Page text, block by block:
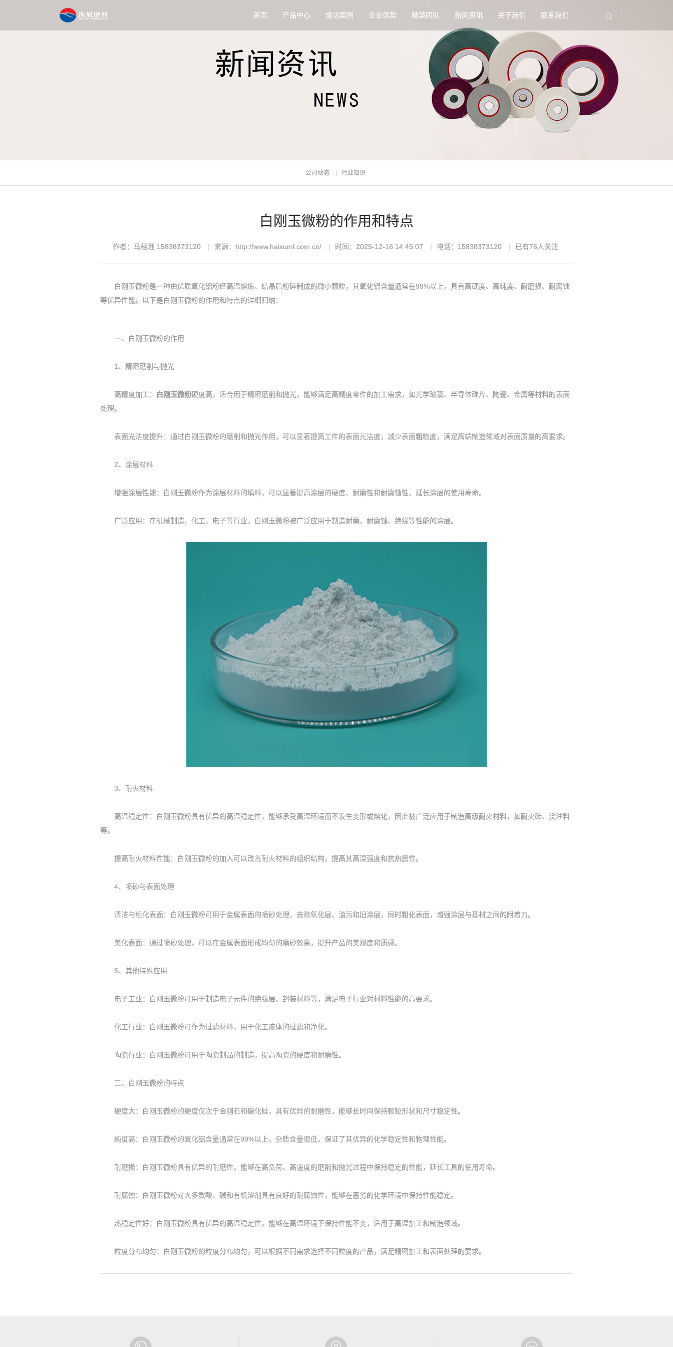
首页 产品中心 成功案例 企业优势 精英团队 新闻资讯 关于我们 联系我们
公司动态 行业知识
白刚玉微粉的作用和特点
作者：马经理 15838373120 来源：http://www.haixuml.com.cn/ 时间：2025-12-16 14:45:07 电话：15838373120 已有76人关注
白刚玉微粉是一种由优质氧化铝粉经高温熔炼、结晶后粉碎制成的微小颗粒，其氧化铝含量通常在99%以上，具有高硬度、高纯度、耐磨损、耐腐蚀
等优异性能。以下是白刚玉微粉的作用和特点的详细归纳：
一、白刚玉微粉的作用
1、精密磨削与抛光
高精度加工： 白刚玉微粉硬度高，适合用于精密磨削和抛光，能够满足高精度零件的加工需求，如光学玻璃、半导体硅片、陶瓷、金属等材料的表面
处理。
表面光洁度提升：通过白刚玉微粉的磨削和抛光作用，可以显著提高工件的表面光洁度，减少表面粗糙度，满足高端制造领域对表面质量的高要求。
2、涂层材料
增强涂层性能：白刚玉微粉作为涂层材料的填料，可以显著提高涂层的硬度、耐磨性和耐腐蚀性，延长涂层的使用寿命。
广泛应用：在机械制造、化工、电子等行业，白刚玉微粉被广泛应用于制造耐磨、耐腐蚀、绝缘等性能的涂层。
3、耐火材料
高温稳定性：白刚玉微粉具有优异的高温稳定性，能够承受高温环境而不发生变形或熔化，因此被广泛应用于制造高级耐火材料，如耐火砖、浇注料
等。
提高耐火材料性能：白刚玉微粉的加入可以改善耐火材料的组织结构，提高其高温强度和抗热震性。
4、喷砂与表面处理
清洁与粗化表面：白刚玉微粉可用于金属表面的喷砂处理，去除氧化层、油污和旧涂层，同时粗化表面，增强涂层与基材之间的附着力。
美化表面：通过喷砂处理，可以在金属表面形成均匀的磨砂效果，提升产品的美观度和质感。
5、其他特殊应用
电子工业：白刚玉微粉可用于制造电子元件的绝缘层、封装材料等，满足电子行业对材料性能的高要求。
化工行业：白刚玉微粉可作为过滤材料，用于化工液体的过滤和净化。
陶瓷行业：白刚玉微粉可用于陶瓷制品的制造，提高陶瓷的硬度和耐磨性。
二、白刚玉微粉的特点
硬度大：白刚玉微粉的硬度仅次于金刚石和碳化硅，具有优异的耐磨性，能够长时间保持颗粒形状和尺寸稳定性。
纯度高：白刚玉微粉的氧化铝含量通常在99%以上，杂质含量很低，保证了其优异的化学稳定性和物理性能。
耐磨损：白刚玉微粉具有优异的耐磨性，能够在高负荷、高速度的磨削和抛光过程中保持稳定的性能，延长工具的使用寿命。
耐腐蚀：白刚玉微粉对大多数酸、碱和有机溶剂具有良好的耐腐蚀性，能够在恶劣的化学环境中保持性能稳定。
热稳定性好：白刚玉微粉具有优异的高温稳定性，能够在高温环境下保持性能不变，适用于高温加工和制造领域。
粒度分布均匀：白刚玉微粉的粒度分布均匀，可以根据不同需求选择不同粒度的产品，满足精密加工和表面处理的要求。